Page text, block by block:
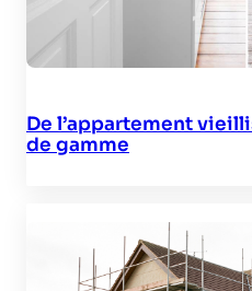
De l’appartement
de gamme